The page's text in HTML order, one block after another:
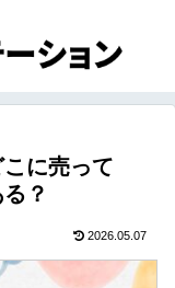
に売って
？
2026.05.07